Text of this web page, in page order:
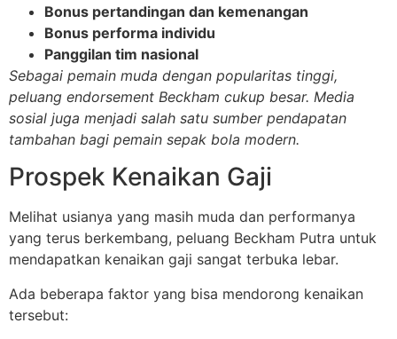
Bonus pertandingan dan kemenangan
Bonus performa individu
Panggilan tim nasional
Sebagai pemain muda dengan popularitas tinggi,
peluang endorsement Beckham cukup besar. Media
sosial juga menjadi salah satu sumber pendapatan
tambahan bagi pemain sepak bola modern.
Prospek Kenaikan Gaji
Melihat usianya yang masih muda dan performanya
yang terus berkembang, peluang Beckham Putra untuk
mendapatkan kenaikan gaji sangat terbuka lebar.
Ada beberapa faktor yang bisa mendorong kenaikan
tersebut: